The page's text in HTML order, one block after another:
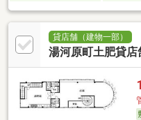
貸店舗（建物一部）
湯河原町土肥貸店